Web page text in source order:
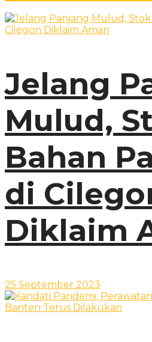
Jelang
Mulud,
Bahan
di
Diklaim
25 September 2023